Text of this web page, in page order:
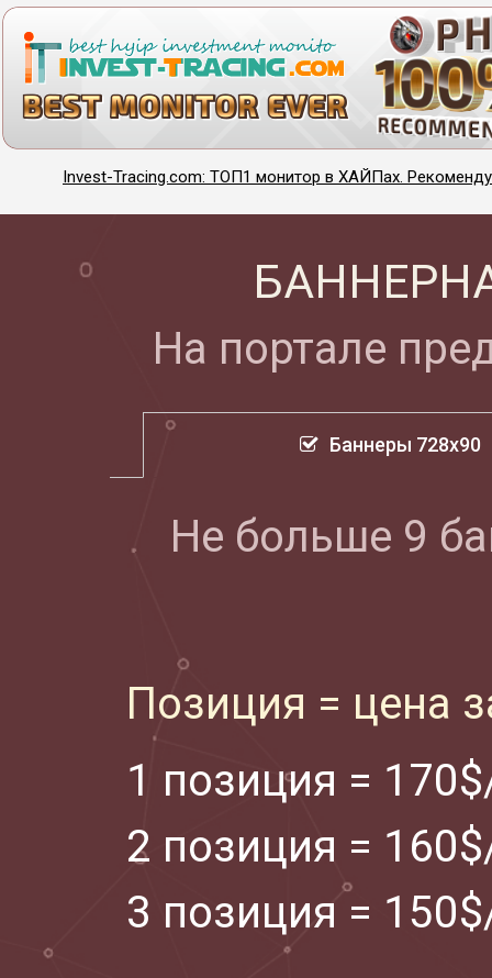
Invest-Tracing.com: ТОП1 монитор в ХАЙПах.
На портале
Баннеры 728х90
Не больше 9
Позиция = цена
1 позиция =
2 позиция =
3 позиция =